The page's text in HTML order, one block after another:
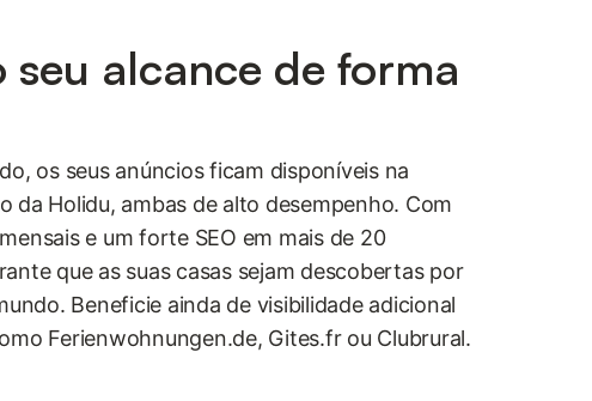
seu alcance de forma
os seus anúncios ficam disponíveis na
da Holidu, ambas de alto desempenho. Com
e um forte SEO em mais de 20
que as suas casas sejam descobertas por
Beneficie ainda de visibilidade adicional
Ferienwohnungen.de, Gites.fr ou Clubrural.